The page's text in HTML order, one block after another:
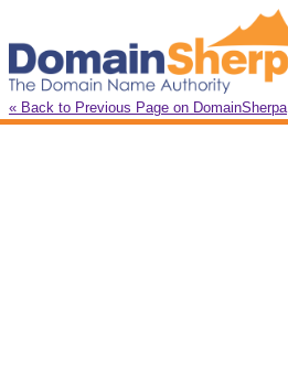
« Back to Previous Page on DomainSherpa